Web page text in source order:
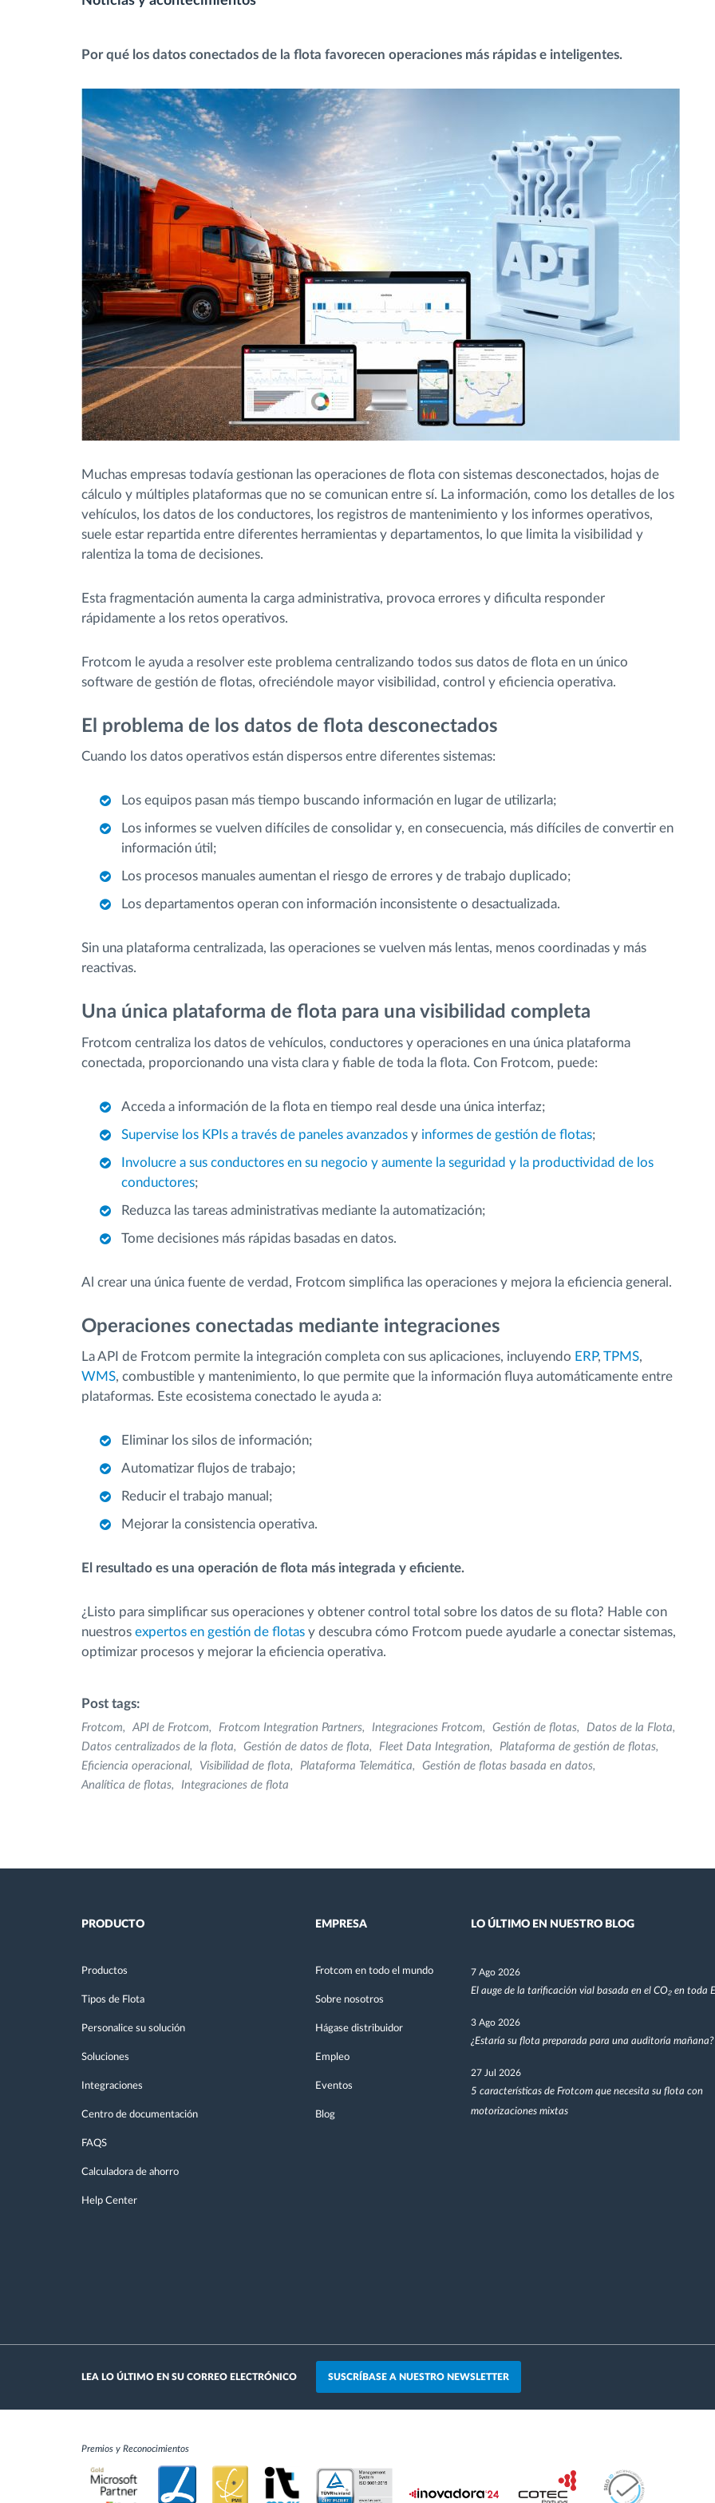
Gestión de combustible
Planificación y seguimiento de rutas
Identificación automática del
conductor
Descubrir todas las características
Por qué los datos conectados de la flota favorecen operaciones más rápidas e inteligentes.
Muchas empresas todavía gestionan las operaciones de flota con sistemas desconectados, hojas de
cálculo y múltiples plataformas que no se comunican entre sí. La información, como los detalles de los
vehículos, los datos de los conductores, los registros de mantenimiento y los informes operativos,
suele estar repartida entre diferentes herramientas y departamentos, lo que limita la visibilidad y
ralentiza la toma de decisiones.
Esta fragmentación aumenta la carga administrativa, provoca errores y dificulta responder
rápidamente a los retos operativos.
Frotcom le ayuda a resolver este problema centralizando todos sus datos de flota en un único
software de gestión de flotas, ofreciéndole mayor visibilidad, control y eficiencia operativa.
El problema de los datos de flota desconectados
Cuando los datos operativos están dispersos entre diferentes sistemas:
Los equipos pasan más tiempo buscando información en lugar de utilizarla;
Los informes se vuelven difíciles de consolidar y, en consecuencia, más difíciles de convertir en
información útil;
Los procesos manuales aumentan el riesgo de errores y de trabajo duplicado;
Los departamentos operan con información inconsistente o desactualizada.
Sin una plataforma centralizada, las operaciones se vuelven más lentas, menos coordinadas y más
reactivas.
Una única plataforma de flota para una visibilidad completa
Frotcom centraliza los datos de vehículos, conductores y operaciones en una única plataforma
conectada, proporcionando una vista clara y fiable de toda la flota. Con Frotcom, puede:
Acceda a información de la flota en tiempo real desde una única interfaz;
Supervise los KPIs a través de paneles avanzados y informes de gestión de flotas;
Involucre a sus conductores en su negocio y aumente la seguridad y la productividad de los
conductores;
Reduzca las tareas administrativas mediante la automatización;
Tome decisiones más rápidas basadas en datos.
Al crear una única fuente de verdad, Frotcom simplifica las operaciones y mejora la eficiencia general.
Operaciones conectadas mediante integraciones
La API de Frotcom permite la integración completa con sus aplicaciones, incluyendo ERP, TPMS,
WMS, combustible y mantenimiento, lo que permite que la información fluya automáticamente entre
plataformas. Este ecosistema conectado le ayuda a:
Eliminar los silos de información;
Automatizar flujos de trabajo;
Reducir el trabajo manual;
Mejorar la consistencia operativa.
El resultado es una operación de flota más integrada y eficiente.
¿Listo para simplificar sus operaciones y obtener control total sobre los datos de su flota? Hable con
nuestros expertos en gestión de flotas y descubra cómo Frotcom puede ayudarle a conectar sistemas,
optimizar procesos y mejorar la eficiencia operativa.
Post tags:
Frotcom API de Frotcom Frotcom Integration Partners Integraciones Frotcom Gestión de flotas
Datos de la Flota
Datos centralizados de la flota
Gestión de datos de flota Fleet Data Integration
Plataforma de gestión de flotas
Eficiencia operacional
Visibilidad de flota Plataforma Telemática
Gestión de flotas basada en datos
Analítica de flotas
Integraciones de flota
PRODUCTO
Productos
Tipos de Flota
Personalice su solución
Soluciones
Integraciones
Centro de documentación
FAQS
Calculadora de ahorro
Help Center
EMPRESA
Frotcom en todo el mundo
Sobre nosotros
Hágase distribuidor
Empleo
Eventos
Blog
LO ÚLTIMO EN NUESTRO BLOG
7 Ago 2026
El auge de la tarificación vial basada en el CO₂ en toda
3 Ago 2026
¿Estaría su flota preparada para una auditoría mañana?
27 Jul 2026
5 características de Frotcom que necesita su flota con
motorizaciones mixtas
LEA LO ÚLTIMO EN SU CORREO ELECTRÓNICO SUSCRÍBASE A NUESTRO NEWSLETTER
Premios y Reconocimientos